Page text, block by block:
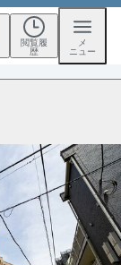
閲覧履
歴
メ
ニュー